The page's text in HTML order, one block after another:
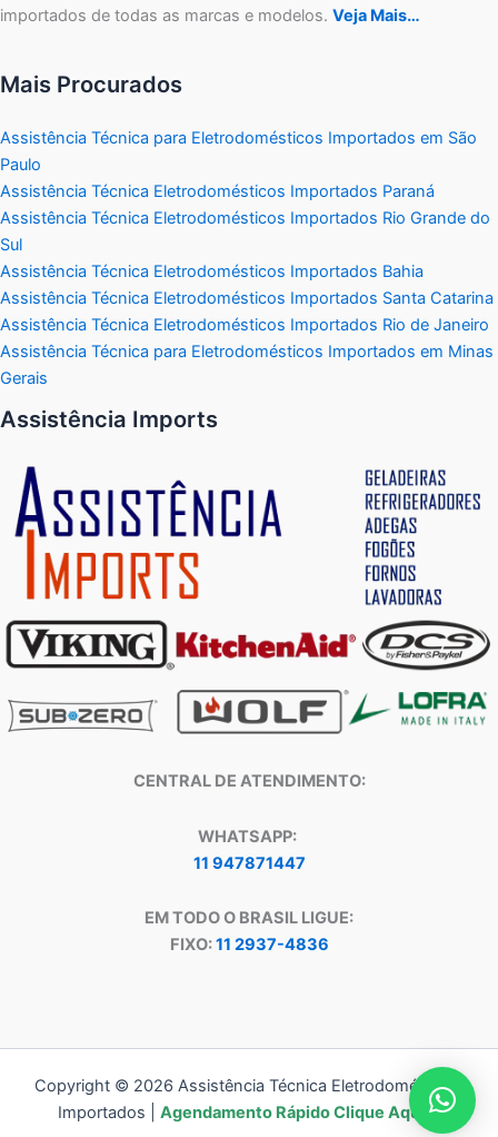
importados de todas as marcas e modelos. Veja Mais…
Mais Procurados
Assistência Técnica para Eletrodomésticos Importados em São
Paulo
Assistência Técnica Eletrodomésticos Importados Paraná
Assistência Técnica Eletrodomésticos Importados Rio Grande do
Sul
Assistência Técnica Eletrodomésticos Importados Bahia
Assistência Técnica Eletrodomésticos Importados Santa Catarina
Assistência Técnica Eletrodomésticos Importados Rio de Janeiro
Assistência Técnica para Eletrodomésticos Importados em Minas
Gerais
Assistência Imports
CENTRAL DE ATENDIMENTO:
WHATSAPP:
11 947871447
EM TODO O BRASIL LIGUE:
FIXO:11 2937-4836
Copyright © 2026 Assistência Técnica Eletrodomésticos
Importados | Agendamento Rápido Clique Aqui!!!